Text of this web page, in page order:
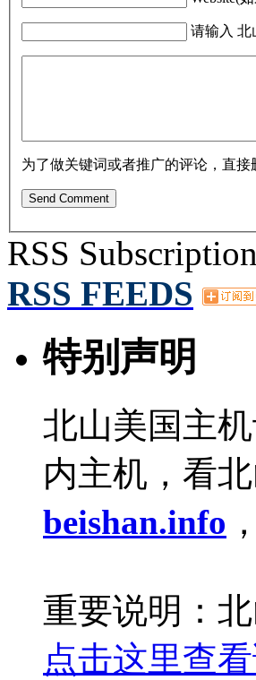
请输入 北
为了做关键词或者推广的评论，直接
RSS Subscription
RSS FEEDS
特别声明
北山美国主
内主机，看
beishan.info
重要说明：
点击这里查